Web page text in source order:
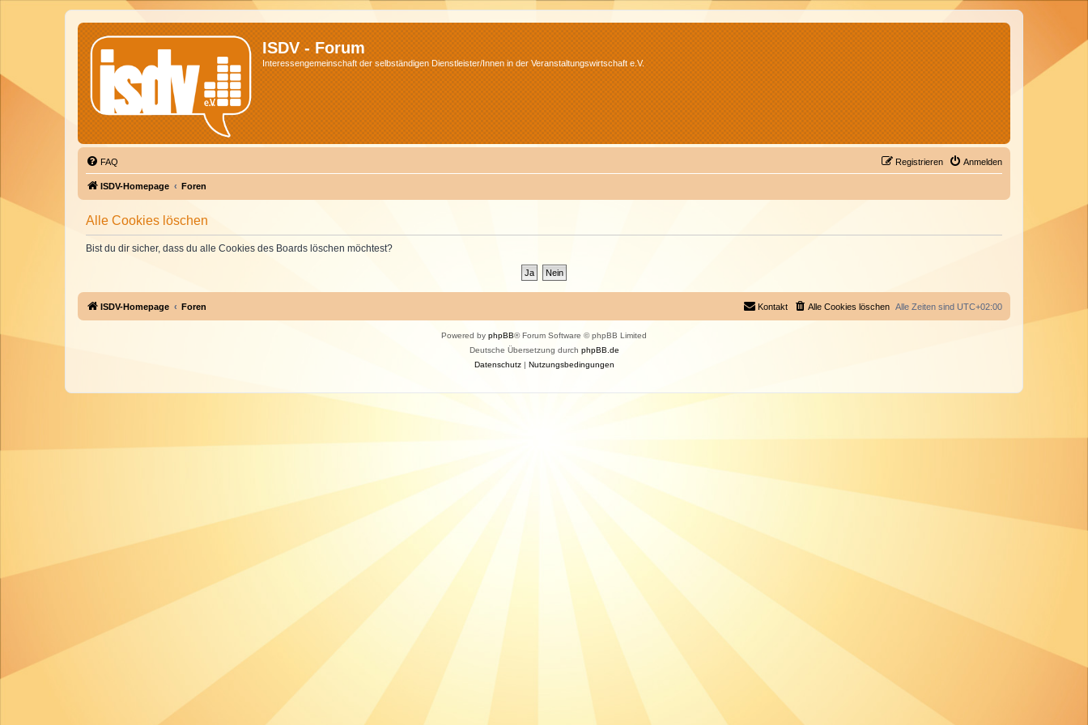
ISDV - Forum
Interessengemeinschaft der selbständigen Dienstleister/Innen in der Veranstaltungswirtschaft e.V.
FAQ Anmelden
Registrieren
ISDV-Homepage Foren
Alle Cookies löschen
Bist du dir sicher, dass du alle Cookies des Boards löschen möchtest?
ISDV-Homepage Foren Alle Zeiten sind UTC+02:00
Alle Cookies löschen
Kontakt
Powered by phpBB® Forum Software © phpBB Limited
Deutsche Übersetzung durch phpBB.de
Datenschutz| Nutzungsbedingungen